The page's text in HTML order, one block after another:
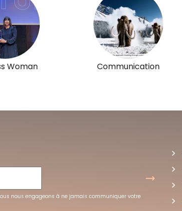
Woman Communication
nous engageons à ne jamais communiquer votre